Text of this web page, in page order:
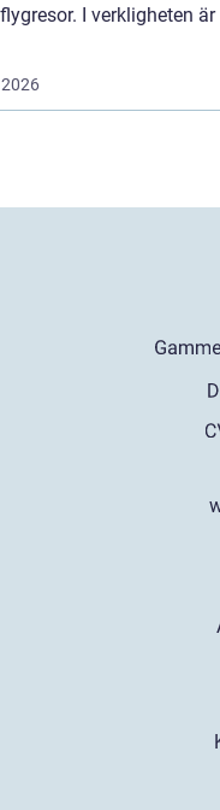
I verkligheten är